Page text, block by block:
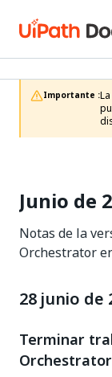
Importante :
Junio de
Notas de la
Orchestrator
28 junio de
Terminar
Orchestrator